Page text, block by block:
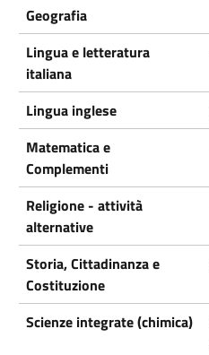
Geografia
Lingua e letteratura
italiana
Lingua inglese
Matematica e
Complementi
Religione - attività
alternative
Storia, Cittadinanza e
Costituzione
Scienze integrate (chimica)